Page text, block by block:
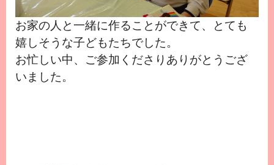
お家の人と一緒に作ることができて、とても
嬉しそうな子どもたちでした。
お忙しい中、ご参加くださりありがとうござ
いました。